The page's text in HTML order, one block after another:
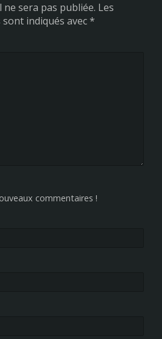
sera pas publiée. Les
indiqués avec*
commentaires !